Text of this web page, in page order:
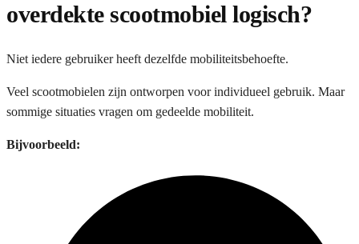
overdekte scootmobiel logisch?
Niet iedere gebruiker heeft dezelfde mobiliteitsbehoefte.
Veel scootmobielen zijn ontworpen voor individueel gebruik. Maar
sommige situaties vragen om gedeelde mobiliteit.
Bijvoorbeeld: